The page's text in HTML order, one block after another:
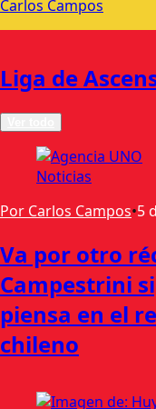
Carlos Campos
Liga de
Noticias
Por Carlos Campos•5
Va por otro
Campestrini
piensa en el
chileno